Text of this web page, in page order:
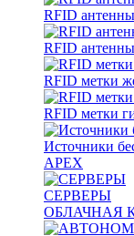
RFID
RFID
RFID метки
RFID метки
Источники
APEX
СЕРВЕРЫ
ОБЛАЧНАЯ